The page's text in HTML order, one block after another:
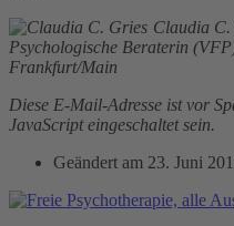
Claudia
Psychologische Beraterin
Frankfurt/Main
Diese E-Mail-Adresse ist vor
JavaScript eingeschaltet sein.
Geändert am 23. Juni